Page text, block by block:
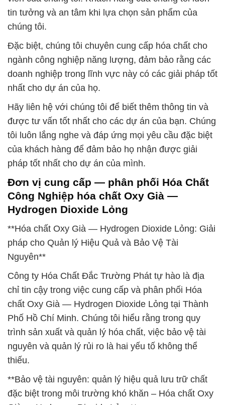
tin tưởng và an tâm khi lựa chọn sản phẩm của
chúng tôi.
Đặc biệt, chúng tôi chuyên cung cấp hóa chất cho
ngành công nghiệp năng lượng, đảm bảo rằng các
doanh nghiệp trong lĩnh vực này có các giải pháp tốt
nhất cho dự án của họ.
Hãy liên hệ với chúng tôi để biết thêm thông tin và
được tư vấn tốt nhất cho các dự án của bạn. Chúng
tôi luôn lắng nghe và đáp ứng mọi yêu cầu đặc biệt
của khách hàng để đảm bảo họ nhận được giải
pháp tốt nhất cho dự án của mình.
Đơn vị cung cấp — phân phối Hóa Chất
Công Nghiệp hóa chất Oxy Già —
Hydrogen Dioxide Lỏng
**Hóa chất Oxy Già — Hydrogen Dioxide Lỏng: Giải
pháp cho Quản lý Hiệu Quả và Bảo Vệ Tài
Nguyên**
Công ty Hóa Chất Đắc Trường Phát tự hào là địa
chỉ tin cậy trong việc cung cấp và phân phối Hóa
chất Oxy Già — Hydrogen Dioxide Lỏng tại Thành
Phố Hồ Chí Minh. Chúng tôi hiểu rằng trong quy
trình sản xuất và quản lý hóa chất, việc bảo vệ tài
nguyên và quản lý rủi ro là hai yếu tố không thể
thiếu.
**Bảo vệ tài nguyên: quản lý hiệu quả lưu trữ chất
đặc biệt trong môi trường khó khăn – Hóa chất Oxy